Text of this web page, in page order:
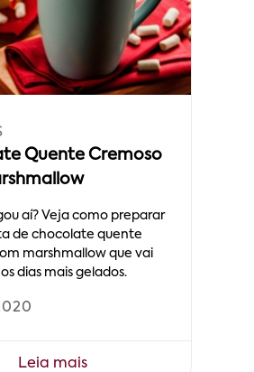
Quente Cremoso
aí? Veja como preparar
de chocolate quente
marshmallow que vai
dias mais gelados.
Leia mais